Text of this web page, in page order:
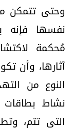
وحتى تتمكن
نفسها فإنه
مُحكمة
آثارها، وأن
النوع من
نشاط بطاقات
التي تتم،